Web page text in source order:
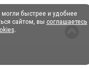
быстрее и удобнее
сайтом, вы соглашаетесь
.